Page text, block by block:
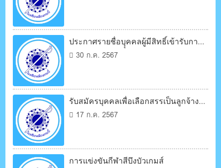
ประกาศรายชื่อบุุคคลผู้มีสิทธิ์เข้ารับการ
เลือกสรรเป็นลูกจ้างชั่วคราว
30 ก.ค. 2567
รับสมัครบุคคลเพื่อเลือกสรรเป็นลูกจ้าง
ชั่วคราว
17 ก.ค. 2567
การแข่งขันกีฬาสีบึงบัวเกมส์